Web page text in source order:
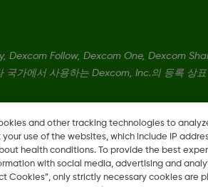
Dexcom Follow, Dexcom One, Dexcom
국가에서 사용하는 Dexcom, Inc.의 등록 상
•MAT-1684
and other tracking technologies to
use of the websites, which include IP
health conditions. To provide the best
with social media, advertising and
Cookies”, only strictly necessary cookies are